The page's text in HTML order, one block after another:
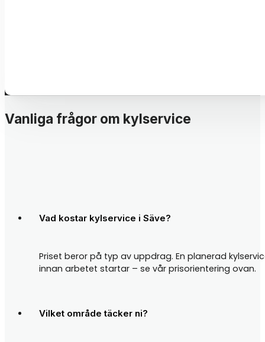
Vanliga frågor om kylservice
Vad kostar kylservice i Säve?
Priset beror på typ av uppdrag. En planerad
innan arbetet startar – se vår prisorientering ovan.
Vilket område täcker ni?